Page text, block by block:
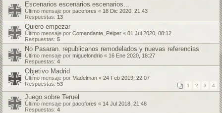
Escenarios escenarios escenarios...
Último mensaje por pacofores « 18 Dic 2020, 21:43
Respuestas: 13
Quiero empezar
Último mensaje por Comandante_Peiper « 01 Jul 2020, 08:12
Respuestas: 5
No Pasaran. republicanos remodelados y nuevas referencias
Último mensaje por miguelondrio « 16 Ene 2020, 18:27
Respuestas: 4
Objetivo Madrid
Último mensaje por Madelman « 24 Feb 2019, 22:07
Respuestas: 53 1 2 3 4
Juego sobre Teruel
Último mensaje por pacofores « 14 Jul 2018, 21:48
Respuestas: 4